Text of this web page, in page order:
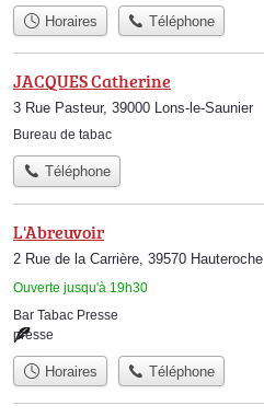
Horaires Téléphone
JACQUES Catherine
3 Rue Pasteur, 39000 Lons-le-Saunier
Bureau de tabac
Téléphone
L'Abreuvoir
2 Rue de la Carrière, 39570 Hauteroche
Ouverte jusqu'à 19h30
Bar Tabac Presse
presse
Horaires Téléphone